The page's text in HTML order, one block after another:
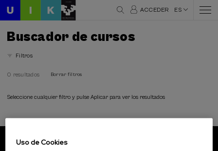
ACCEDER ES
Buscador de cursos
Filtros
0 resultados Borrar filtros
Seleccione cualquier filtro y pulse Aplicar para ver los resultados
Uso de Cookies